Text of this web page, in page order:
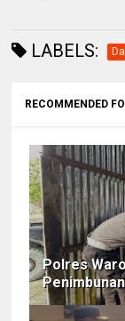
LABELS:
RECOMMENDED
Polres